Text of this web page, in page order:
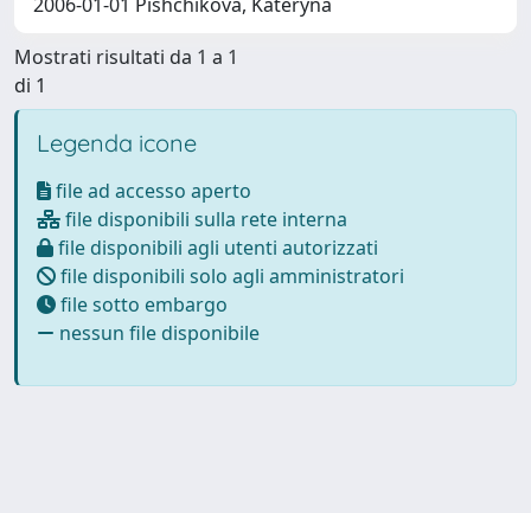
Mostrati risultati da 1 a 1
di 1
Legenda icone
file ad accesso aperto
file disponibili sulla rete interna
file disponibili agli utenti autorizzati
file disponibili solo agli amministratori
file sotto embargo
nessun file disponibile